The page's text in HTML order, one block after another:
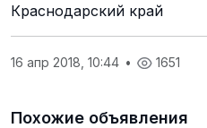
Краснодарский край
16 апр 2018, 10:44 • 1651
Похожие объявления